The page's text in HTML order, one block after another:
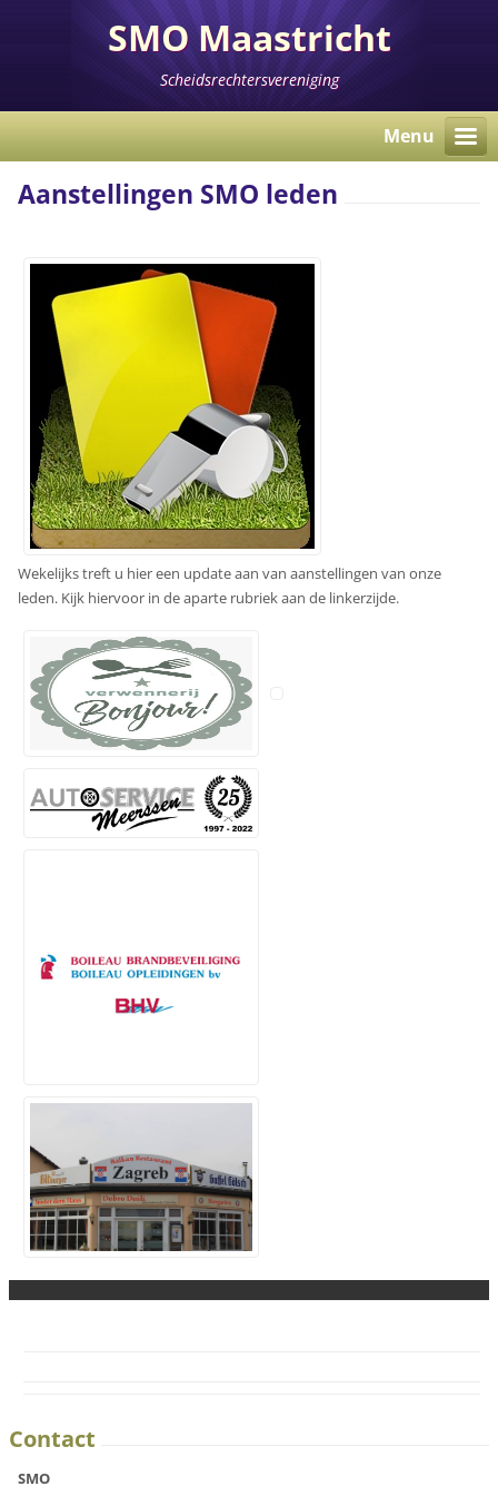
SMO Maastricht
Scheidsrechtersvereniging
Menu
Aanstellingen SMO leden
Wekelijks treft u hier een update aan van aanstellingen van onze
leden. Kijk hiervoor in de aparte rubriek aan de linkerzijde.
Contact
SMO